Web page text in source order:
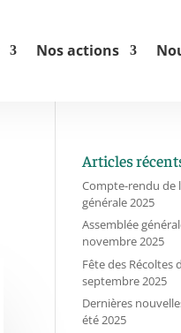
Nos actions
Articles
Compte-rendu de
générale 2025
Assemblée
novembre 2025
Fête des Récoltes
septembre 2025
Dernières
été 2025